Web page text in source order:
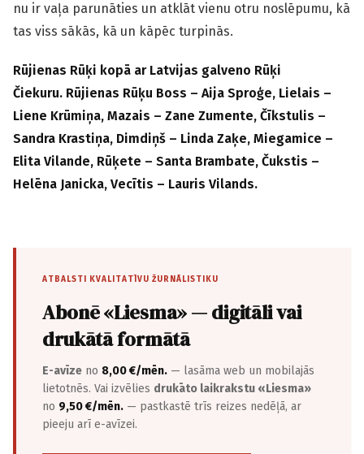
nu ir vaļa parunāties un atklāt vienu otru noslēpumu, kā
tas viss sākās, kā un kāpēc turpinās.
Rūjienas Rūķi kopā ar Latvijas galveno Rūķi
Čiekuru. Rūjienas Rūķu Boss – Aija Sproģe, Lielais –
Liene Krūmiņa, Mazais – Zane Zumente, Čīkstulis –
Sandra Krastiņa, Dimdiņš – Linda Zaķe, Miegamice –
Elita Vilande, Rūķete – Santa Brambate, Čukstis –
Helēna Janicka, Vecītis – Lauris Vilands.
ATBALSTI KVALITATĪVU ŽURNĀLISTIKU
Abonē «Liesma» — digitāli vai
drukātā formātā
E-avīze no 8,00 €/mēn. — lasāma web un mobilajās
lietotnēs. Vai izvēlies drukāto laikrakstu «Liesma»
no 9,50 €/mēn. — pastkastē trīs reizes nedēļā, ar
pieeju arī e-avīzei.